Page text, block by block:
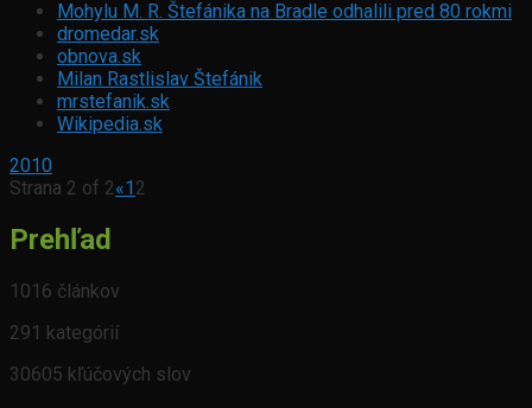
Mohylu M. R. Štefánika na Bradle odhalili pred 80 rokmi
dromedar.sk
obnova.sk
Milan Rastlislav Štefánik
mrstefanik.sk
Wikipedia.sk
2010
Strana 2 of 2«1 2
Prehľad
1016 článkov
291 kategórií
30605 kľúčových slov